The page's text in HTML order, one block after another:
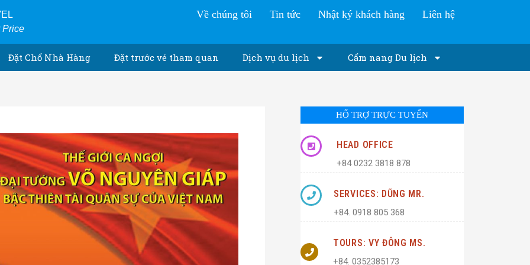
Price
Về chúng tôi Tin tức Nhật ký khách hàng Liên hệ
Đặt Chổ Nhà Hàng Đặt trước vé tham quan Dịch vụ du lịch Cẩm nang Du lịch
HỔ TRỢ TRỰC TUYẾN
HEAD OFFICE
+84 0232 3818 878
SERVICES: DŨNG MR.
+84. 0918 805 368
TOURS: VY ĐÔNG MS.
+84. 0352385173